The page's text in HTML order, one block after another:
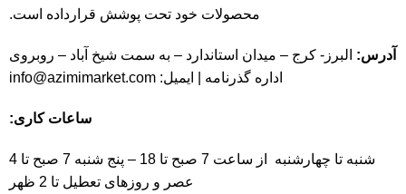
محصولات خود تحت پوشش قرارداده است.
آدرس: البرز- کرج – میدان استاندارد – به سمت شیخ آباد – روبروی
اداره گذرنامه | ایمیل: info@azimimarket.com
ساعات کاری:
شنبه تا چهارشنبه از ساعت 7 صبح تا 18 – پنج شنبه 7 صبح تا 4
عصر و روزهای تعطیل تا 2 ظهر